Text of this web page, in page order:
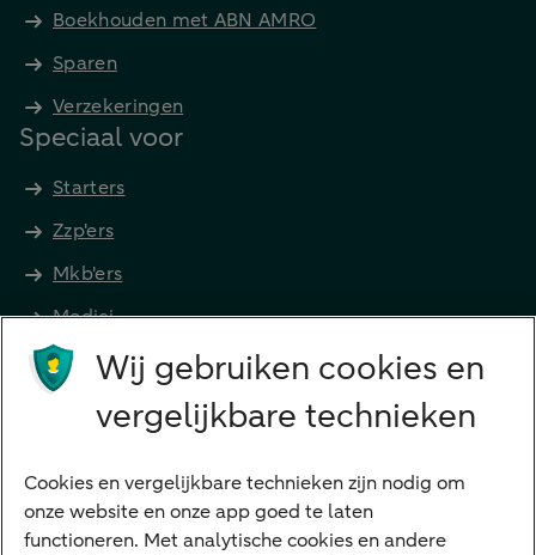
Boekhouden met ABN AMRO
Sparen
Verzekeringen
Speciaal voor
Starters
Zzp'ers
Mkb'ers
Medici
Advocaten en notarissen
Diensten
VraagHugo
Wij gebruiken cookies en
vergelijkbare technieken
Cookies en vergelijkbare technieken zijn nodig om
onze website en onze app goed te laten
functioneren. Met analytische cookies en andere